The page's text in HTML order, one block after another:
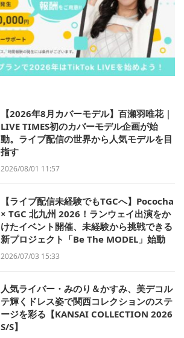
【2026年8月カバーモデル】百瀬羽唯花｜
LIVE TIMES初のカバーモデル企画が始
動。ライブ配信の世界から人気モデルを目
指す
2026/08/01 11:57
【ライブ配信未経験でもTGCへ】Pococha
× TGC 北九州 2026！ランウェイ出演をか
けたイベント開催、未経験から挑戦できる
新プロジェクト「Be The MODEL」始動
2026/07/03 15:33
人気ライバー・みのり＆かすみ、美デコル
テ輝くドレス姿で関西コレクションのステ
ージを彩る【KANSAI COLLECTION 2026
S/S】